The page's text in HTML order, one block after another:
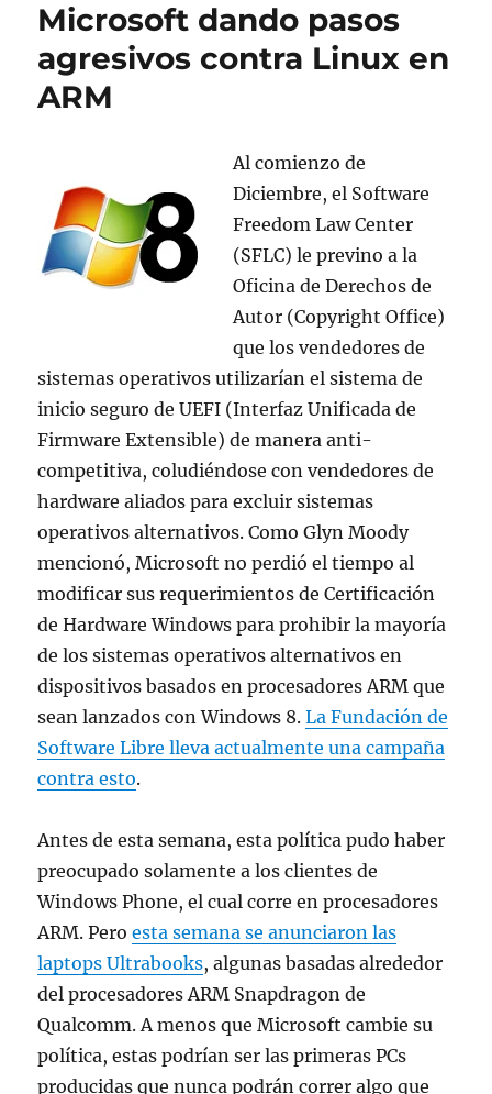
firmada
por
22
países
de
Microsoft dando pasos
agresivos contra Linux en
ARM
Al comienzo de
Diciembre, el Software
Freedom Law Center
(SFLC) le previno a la
Oficina de Derechos de
Autor (Copyright Office)
que los vendedores de
sistemas operativos utilizarían el sistema de
inicio seguro de UEFI (Interfaz Unificada de
Firmware Extensible) de manera anti-
competitiva, coludiéndose con vendedores de
hardware aliados para excluir sistemas
operativos alternativos. Como Glyn Moody
mencionó, Microsoft no perdió el tiempo al
modificar sus requerimientos de Certificación
de Hardware Windows para prohibir la mayoría
de los sistemas operativos alternativos en
dispositivos basados en procesadores ARM que
sean lanzados con Windows 8.La Fundación de
Software Libre lleva actualmente una campaña
contra esto.
Antes de esta semana, esta política pudo haber
preocupado solamente a los clientes de
Windows Phone, el cual corre en procesadores
ARM. Peroesta semana se anunciaron las
laptops Ultrabooks, algunas basadas alrededor
del procesadores ARM Snapdragon de
Qualcomm. A menos que Microsoft cambie su
política, estas podrían ser las primeras PCs
producidas que nunca podrán correr algo que